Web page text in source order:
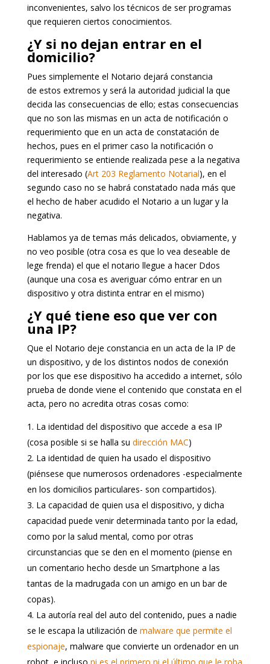
inconvenientes, salvo los técnicos de ser programas
que requieren ciertos conocimientos.
¿Y si no dejan entrar en el
domicilio?
Pues simplemente el Notario dejará constancia
de estos extremos y será la autoridad judicial la que
decida las consecuencias de ello; estas consecuencias
que no son las mismas en un acta de notificación o
requerimiento que en un acta de constatación de
hechos, pues en el primer caso la notificación o
requerimiento se entiende realizada pese a la negativa
del interesado (Art 203 Reglamento Notarial), en el
segundo caso no se habrá constatado nada más que
el hecho de haber acudido el Notario a un lugar y la
negativa.
Hablamos ya de temas más delicados, obviamente, y
no veo posible (otra cosa es que lo vea deseable de
lege frenda) el que el notario llegue a hacer Ddos
(aunque una cosa es averiguar cómo entrar en un
dispositivo y otra distinta entrar en el mismo)
¿Y qué tiene eso que ver con
una IP?
Que el Notario deje constancia en un acta de la IP de
un dispositivo, y de los distintos nodos de conexión
por los que ese dispositivo ha accedido a internet, sólo
prueba de donde viene el contenido que constata en el
acta, pero no acredita otras cosas como:
La identidad del dispositivo que accede a esa IP
(cosa posible si se halla su dirección MAC)
La identidad de quien ha usado el dispositivo
(piénsese que numerosos ordenadores -especialmente
en los domicilios particulares- son compartidos).
La capacidad de quien usa el dispositivo, y dicha
capacidad puede venir determinada tanto por la edad,
como por la salud mental, como por otras
circunstancias que se den en el momento (piense en
un comentario hecho desde un Smartphone a las
tantas de la madrugada con un amigo en un bar de
copas).
La autoría real del auto del contenido, pues a nadie
se le escapa la utilización de malware que permite el
espionaje, malware que convierte un ordenador en un
robot, e incluso ni es el primero ni el último que le roba